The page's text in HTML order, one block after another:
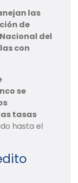
las
de
del
con
se
tasas
hasta el